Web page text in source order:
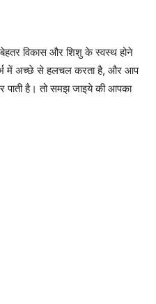
विकास और शिशु के स्वस्थ होने
में अच्छे से हलचल करता है, और आप
है। तो समझ जाइये की आपका